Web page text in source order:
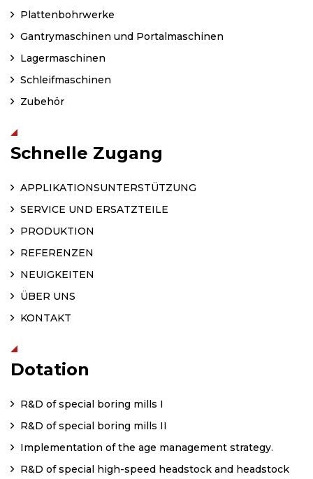
Plattenbohrwerke
Gantrymaschinen und Portalmaschinen
Lagermaschinen
Schleifmaschinen
Zubehör
Schnelle Zugang
APPLIKATIONSUNTERSTÜTZUNG
SERVICE UND ERSATZTEILE
PRODUKTION
REFERENZEN
NEUIGKEITEN
ÜBER UNS
KONTAKT
Dotation
R&D of special boring mills I
R&D of special boring mills II
Implementation of the age management strategy.
R&D of special high-speed headstock and headstock